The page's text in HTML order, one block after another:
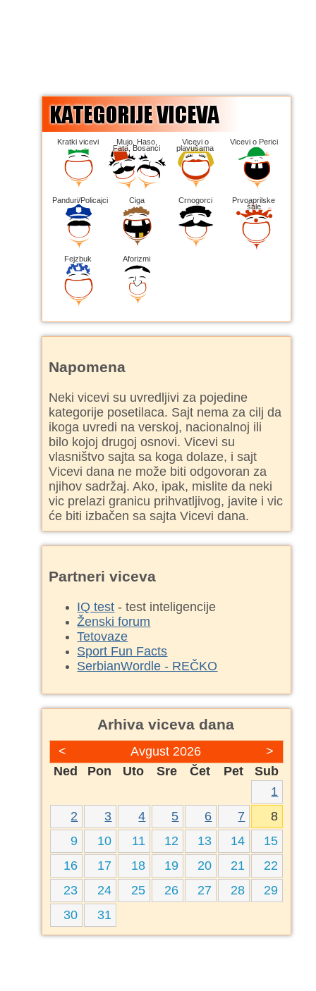
Kratki vicevi Mujo, Haso,
Fata, Bosanci
Vicevi o
plavušama
Vicevi o Perici
Panduri/Policajci Ciga Crnogorci Prvoaprilske
šale
Fejzbuk Aforizmi
Napomena
Neki vicevi su uvredljivi za pojedine
kategorije posetilaca. Sajt nema za cilj da
ikoga uvredi na verskoj, nacionalnoj ili
bilo kojoj drugoj osnovi. Vicevi su
vlasništvo sajta sa koga dolaze, i sajt
Vicevi dana ne može biti odgovoran za
njihov sadržaj. Ako, ipak, mislite da neki
vic prelazi granicu prihvatljivog, javite i vic
će biti izbačen sa sajta Vicevi dana.
Partneri viceva
IQ test - test inteligencije
Ženski forum
Tetovaze
Sport Fun Facts
SerbianWordle - REČKO
Arhiva viceva dana
< >
Avgust 2026
Ned
Pon Uto Sre Čet Pet
Sub
1
2
3 4 5 6 7
8
9
10 11 12 13 14
15
16
17 18 19 20 21
22
23
24 25 26 27 28
29
30
31